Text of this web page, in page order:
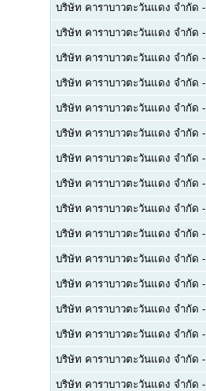
บริษัท คาราบาวตะวันแดง จำกัด -
บริษัท คาราบาวตะวันแดง จำกัด -
บริษัท คาราบาวตะวันแดง จำกัด -
บริษัท คาราบาวตะวันแดง จำกัด -
บริษัท คาราบาวตะวันแดง จำกัด -
บริษัท คาราบาวตะวันแดง จำกัด -
บริษัท คาราบาวตะวันแดง จำกัด -
บริษัท คาราบาวตะวันแดง จำกัด -
บริษัท คาราบาวตะวันแดง จำกัด -
บริษัท คาราบาวตะวันแดง จำกัด -
บริษัท คาราบาวตะวันแดง จำกัด -
บริษัท คาราบาวตะวันแดง จำกัด -
บริษัท คาราบาวตะวันแดง จำกัด -
บริษัท คาราบาวตะวันแดง จำกัด -
บริษัท คาราบาวตะวันแดง จำกัด -
บริษัท คาราบาวตะวันแดง จำกัด -